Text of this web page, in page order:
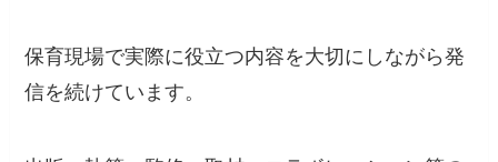
保育現場で実際に役立つ内容を大切にしながら発
信を続けています。